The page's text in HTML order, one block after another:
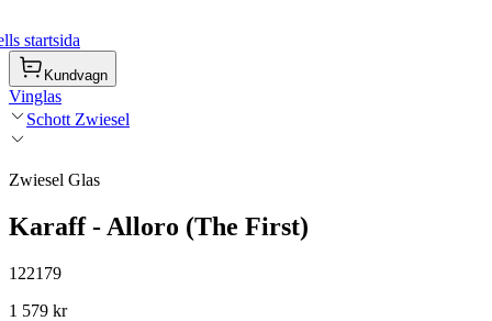
startsida
Kundvagn
Vinglas
Schott Zwiesel
Zwiesel Glas
Karaff - Alloro (The First)
122179
1 579 kr